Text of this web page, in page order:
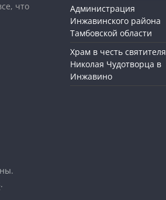
что
Администрация
Инжавинского района
Тамбовской области
Храм в честь святителя
Николая Чудотворца в
Инжавино
.